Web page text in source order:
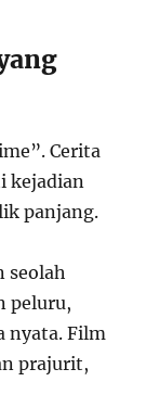
Cerita
kejadian
panjang.
seolah
peluru,
nyata. Film
prajurit,